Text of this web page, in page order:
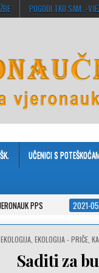
POGODI TKO SAM…-
UČENICI S
2021-05-02
POSTED
EKOLOGIJA ,EKOLOGIJA - PRIČE ,
Saditi za